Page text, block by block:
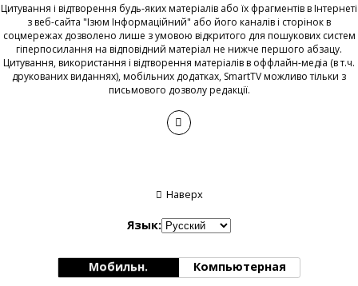
Цитування і відтворення будь-яких матеріалів або їх фрагментів в Інтернеті
з веб-сайта "Ізюм Інформаційний" або його каналів і сторінок в
соцмережах дозволено лише з умовою відкритого для пошукових систем
гіперпосилання на відповідний матеріал не нижче першого абзацу.
Цитування, використання і відтворення матеріалів в оффлайн-медіа (в т.ч.
друкованих виданнях), мобільних додатках, SmartTV можливо тільки з
письмового дозволу редакції.
Наверх
Язык:
Мобильн. Компьютерная